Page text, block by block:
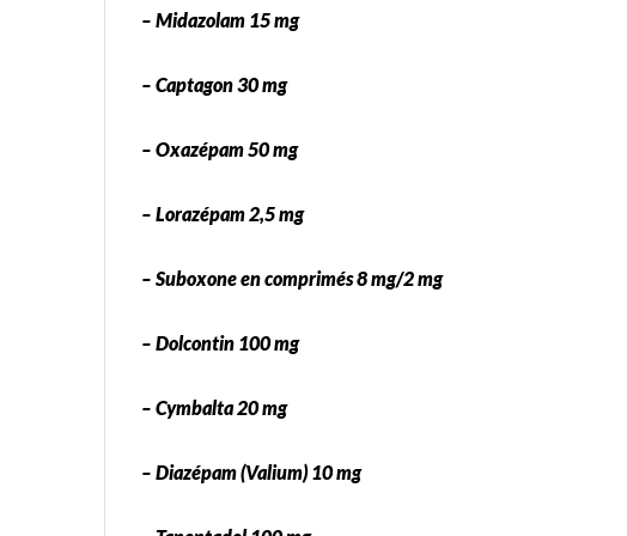
– Midazolam 15 mg
– Captagon 30 mg
– Oxazépam 50 mg
– Lorazépam 2,5 mg
– Suboxone en comprimés 8 mg/2 mg
– Dolcontin 100 mg
– Cymbalta 20 mg
– Diazépam (Valium) 10 mg